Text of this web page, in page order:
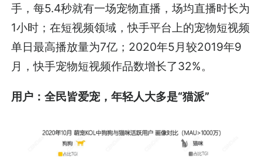
手，每5.4秒就有一场宠物直播，场均直播时长为
1小时；在短视频领域，快手平台上的宠物短视频
单日最高播放量为7亿；2020年5月较2019年9
月，快手宠物短视频作品数增长了32%。
用户：全民皆爱宠，年轻人大多是“猫派”